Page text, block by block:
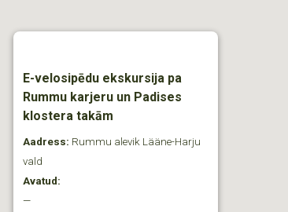
E-velosipēdu ekskursija pa
Rummu karjeru un Padises
klostera takām
Aadress: Rummu alevik Lääne-Harju
vald
Avatud:
—